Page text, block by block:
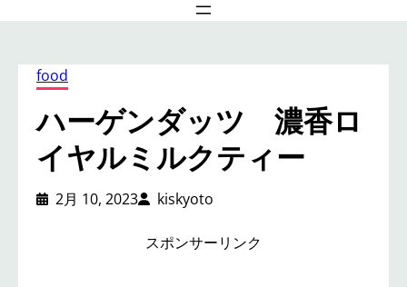
food
ハーゲンダッツ 濃香ロ
イヤルミルクティー
2月 10, 2023 kiskyoto
スポンサーリンク